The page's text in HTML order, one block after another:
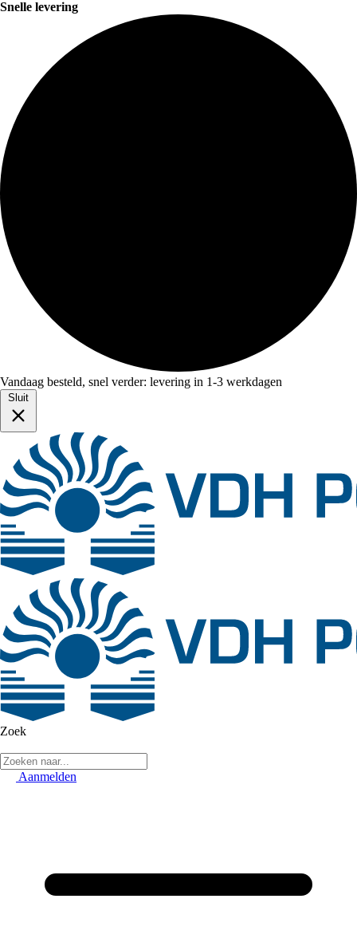
Snelle levering
Vandaag besteld, snel verder: levering in 1-3 werkdagen
Sluit
Zoek
Aanmelden